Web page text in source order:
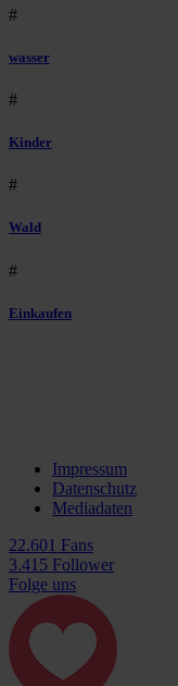
#
wasser
#
Kinder
#
Wald
#
Einkaufen
Impressum
Datenschutz
Mediadaten
22.601 Fans
3.415 Follower
Folge uns